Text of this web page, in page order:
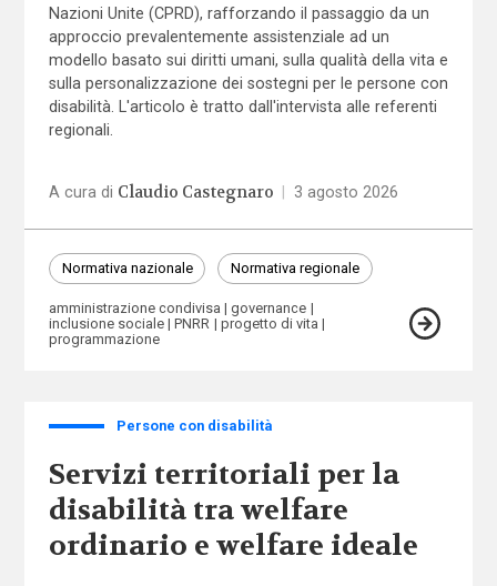
Nazioni Unite (CPRD), rafforzando il passaggio da un
approccio prevalentemente assistenziale ad un
modello basato sui diritti umani, sulla qualità della vita e
sulla personalizzazione dei sostegni per le persone con
disabilità. L'articolo è tratto dall'intervista alle referenti
regionali.
A cura di Claudio Castegnaro 3 agosto 2026
Normativa nazionale Normativa regionale
amministrazione condivisa
governance
inclusione sociale
PNRR
progetto di vita
programmazione
Persone con disabilità
Servizi territoriali per la
disabilità tra welfare
ordinario e welfare ideale